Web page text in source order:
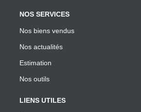
NOS SERVICES
Nos biens vendus
Nos actualités
Estimation
Nos outils
LIENS UTILES